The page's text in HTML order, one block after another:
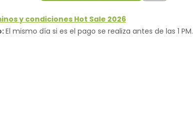
y condiciones Hot Sale 2026
El mismo día si es el pago se realiza antes de las 1 PM.